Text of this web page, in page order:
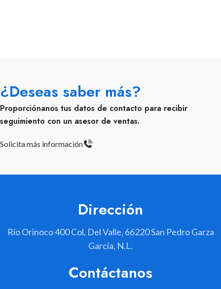
¿Deseas saber más?
Proporciónanos tus datos de contacto para recibir
seguimiento con un asesor de ventas.
Solicita más información
Dirección
Río Orinoco 400 Col, Del Valle, 66220 San Pedro Garza
García, N.L.
Contáctanos